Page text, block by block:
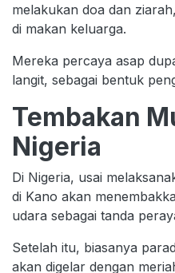
melakukan doa dan
di makan keluarga.
Mereka percaya asap
langit, sebagai bentuk
Tembakan
Nigeria
Di Nigeria, usai
di Kano akan
udara sebagai tanda
Setelah itu, biasanya
akan digelar dengan